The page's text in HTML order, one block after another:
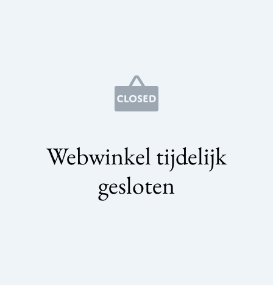
Webwinkel tijdelijk
gesloten